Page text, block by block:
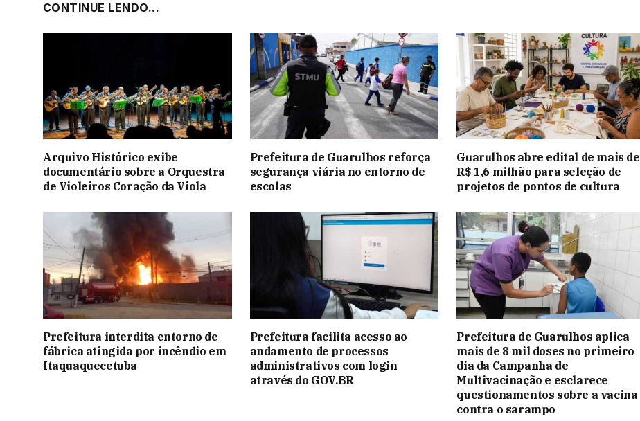
CONTINUE LENDO...
Arquivo Histórico exibe
documentário sobre a Orquestra
de Violeiros Coração da Viola
Prefeitura de Guarulhos reforça
segurança viária no entorno de
escolas
Guarulhos abre edital de mais de
R$ 1,6 milhão para seleção de
projetos de pontos de cultura
Prefeitura interdita entorno de
fábrica atingida por incêndio em
Itaquaquecetuba
Prefeitura facilita acesso ao
andamento de processos
administrativos com login
através do GOV.BR
Prefeitura de Guarulhos aplica
mais de 8 mil doses no primeiro
dia da Campanha de
Multivacinação e esclarece
questionamentos sobre a vacina
contra o sarampo